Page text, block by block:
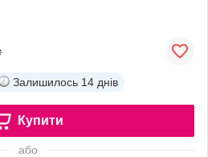
Залишилось 14 днів
Купити
або